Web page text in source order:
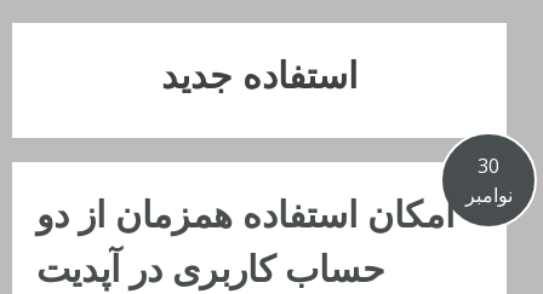
استفاده جدید
30
نوامبر
امکان استفاده همزمان از دو
حساب کاربری در آپدیت